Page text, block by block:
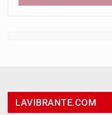
LAVIBRANTE.COM